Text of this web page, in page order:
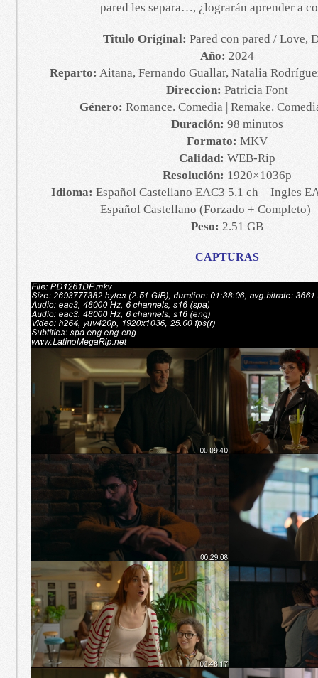
pared les separa…, ¿lograrán aprender a
Titulo Original: Pared con pared / Love,
Año: 2024
Reparto: Aitana, Fernando Guallar, Natalia
Direccion: Patricia Font
Género: Romance. Comedia | Remake.
Duración: 98 minutos
Formato: MKV
Calidad: WEB-Rip
Resolución: 1920×1036p
Idioma: Español Castellano EAC3 5.1 ch – Ingles
Español Castellano (Forzado + Completo)
Peso: 2.51 GB
CAPTURAS